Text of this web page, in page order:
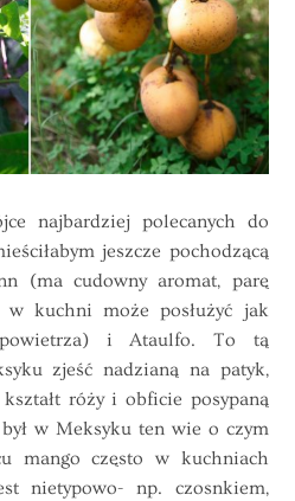
polecanych do
jeszcze pochodzącą
(ma cudowny aromat, parę
w kuchni może posłużyć jak
powietrza) i Ataulfo. To tą
zjeść nadzianą na patyk,
róży i obficie posypaną
w Meksyku ten wie o czym
mango często w kuchniach
nietypowo- np. czosnkiem,